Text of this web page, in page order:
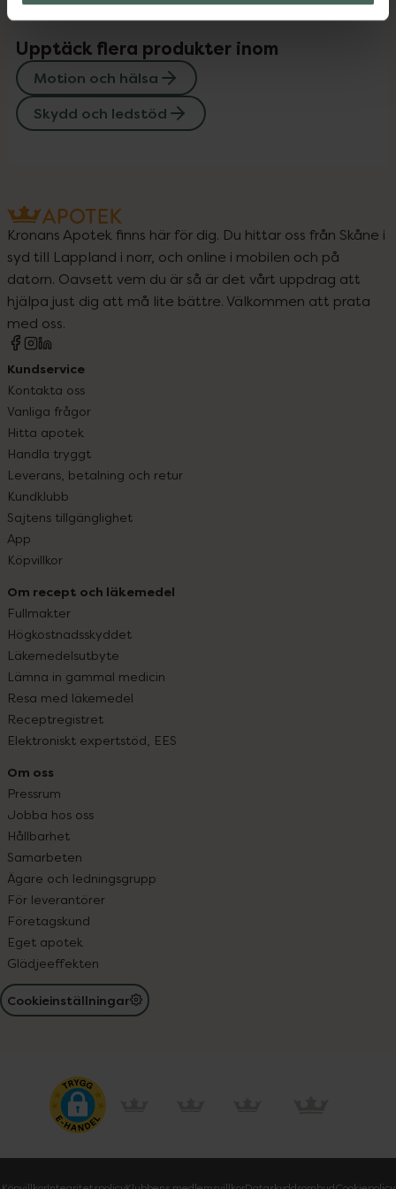
Upptäck flera produkter inom
Motion och hälsa
Skydd och ledstöd
Kronans Apotek finns här för dig. Du hittar oss från Skåne i
syd till Lappland i norr, och online i mobilen och på
datorn. Oavsett vem du är så är det vårt uppdrag att
hjälpa just dig att må lite bättre. Välkommen att prata
med oss.
Kundservice
Kontakta oss
Vanliga frågor
Hitta apotek
Handla tryggt
Leverans, betalning och retur
Kundklubb
Sajtens tillgänglighet
App
Köpvillkor
Om recept och läkemedel
Fullmakter
Högkostnadsskyddet
Läkemedelsutbyte
Lämna in gammal medicin
Resa med läkemedel
Receptregistret
Elektroniskt expertstöd, EES
Om oss
Pressrum
Jobba hos oss
Hållbarhet
Samarbeten
Ägare och ledningsgrupp
För leverantörer
Företagskund
Eget apotek
Glädjeeffekten
Cookieinställningar